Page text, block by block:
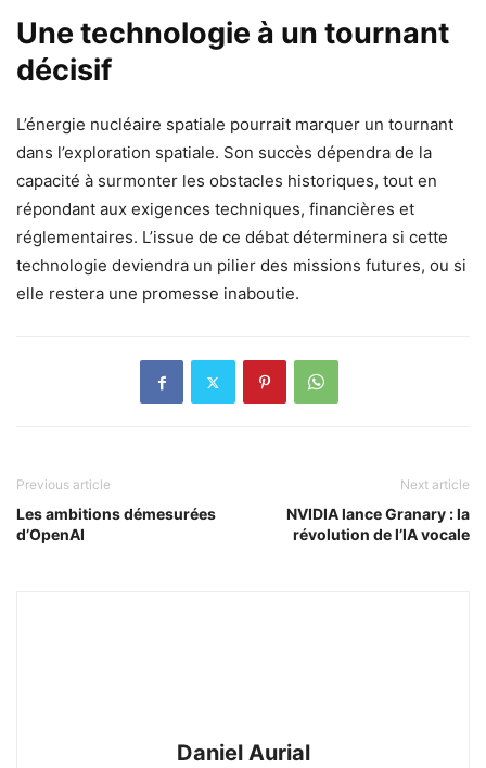
Une technologie à un tournant
décisif
L’énergie nucléaire spatiale pourrait marquer un tournant
dans l’exploration spatiale. Son succès dépendra de la
capacité à surmonter les obstacles historiques, tout en
répondant aux exigences techniques, financières et
réglementaires. L’issue de ce débat déterminera si cette
technologie deviendra un pilier des missions futures, ou si
elle restera une promesse inaboutie.
Previous article
Les ambitions démesurées
d’OpenAI
Next article
NVIDIA lance Granary : la
révolution de l’IA vocale
Daniel Aurial